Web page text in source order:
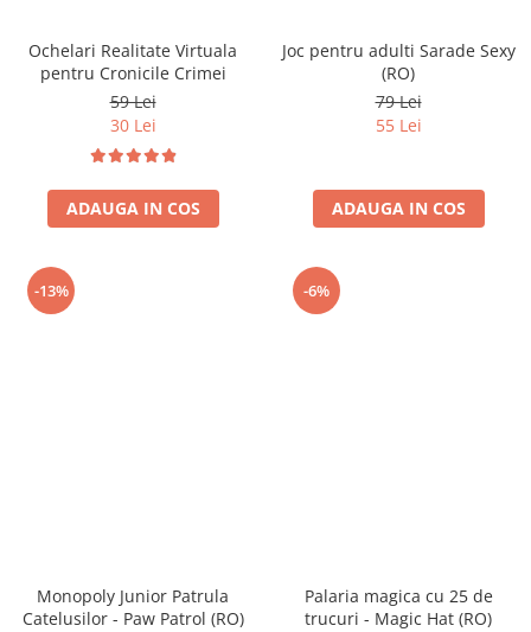
Ochelari Realitate Virtuala
pentru Cronicile Crimei
59 Lei
30 Lei
ADAUGA IN COS
Joc pentru adulti Sarade Sexy
(RO)
79 Lei
55 Lei
ADAUGA IN COS
-13%
Monopoly Junior Patrula
Catelusilor - Paw Patrol (RO)
-6%
Palaria magica cu 25 de
trucuri - Magic Hat (RO)